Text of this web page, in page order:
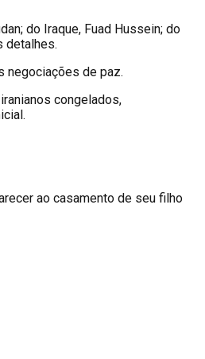
do Iraque, Fuad Hussein; do
detalhes.
negociações de paz.
congelados,
ao casamento de seu filho